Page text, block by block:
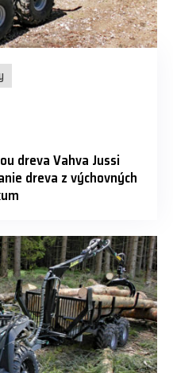
dreva Vahva Jussi
dreva z výchovných